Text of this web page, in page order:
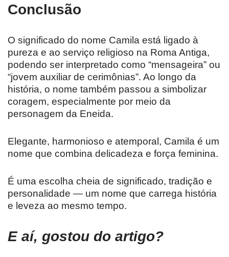
Conclusão
O significado do nome Camila está ligado à
pureza e ao serviço religioso na Roma Antiga,
podendo ser interpretado como “mensageira” ou
“jovem auxiliar de cerimônias”. Ao longo da
história, o nome também passou a simbolizar
coragem, especialmente por meio da
personagem da Eneida.
Elegante, harmonioso e atemporal, Camila é um
nome que combina delicadeza e força feminina.
É uma escolha cheia de significado, tradição e
personalidade — um nome que carrega história
e leveza ao mesmo tempo.
E aí, gostou do artigo?